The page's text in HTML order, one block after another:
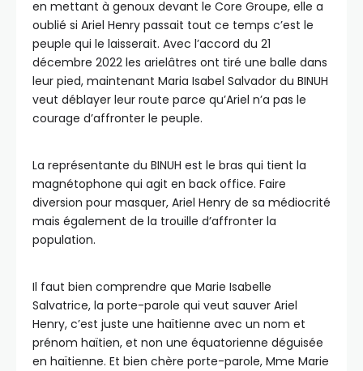
en mettant à genoux devant le Core Groupe, elle a
oublié si Ariel Henry passait tout ce temps c’est le
peuple qui le laisserait. Avec l’accord du 21
décembre 2022 les arielâtres ont tiré une balle dans
leur pied, maintenant Maria Isabel Salvador du BINUH
veut déblayer leur route parce qu’Ariel n’a pas le
courage d’affronter le peuple.
La représentante du BINUH est le bras qui tient la
magnétophone qui agit en back office. Faire
diversion pour masquer, Ariel Henry de sa médiocrité
mais également de la trouille d’affronter la
population.
Il faut bien comprendre que Marie Isabelle
Salvatrice, la porte-parole qui veut sauver Ariel
Henry, c’est juste une haïtienne avec un nom et
prénom haïtien, et non une équatorienne déguisée
en haïtienne. Et bien chère porte-parole, Mme Marie